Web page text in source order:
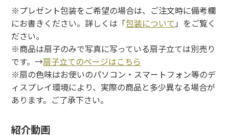
※プレゼント包装をご希望の場合は、ご注文時に備考欄
にお書きください。詳しくは「包装について 」をご覧く
ださい。
※商品は扇子のみで写真に写っている扇子立ては別売り
です。→扇子立てのページはこちら
※扇の色味はお使いのパソコン・スマートフォン等のデ
ィスプレイ環境により、実際の商品と多少異なる場合が
あります。ご了承下さい。
紹介動画